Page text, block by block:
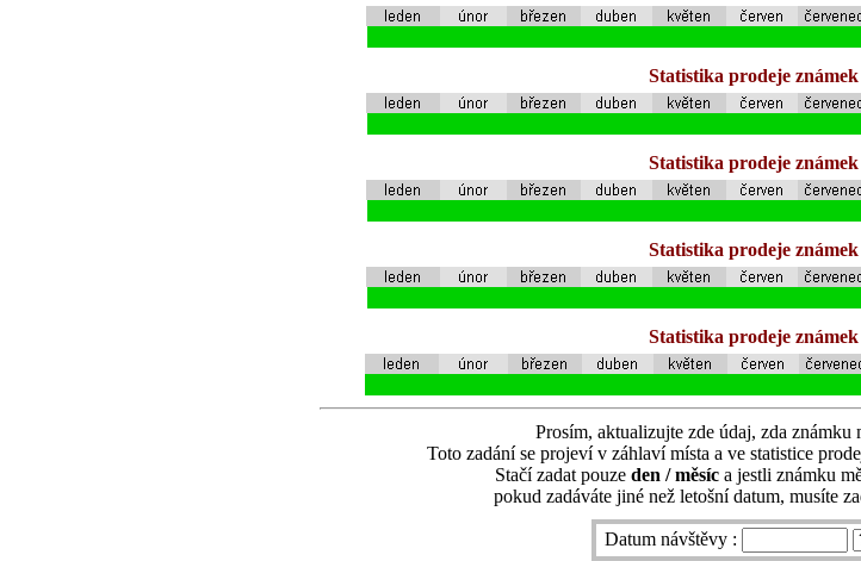
Statistika prodeje známek
Statistika prodeje známek
Statistika prodeje známek
Statistika prodeje známek
Prosím, aktualizujte zde údaj, zda známku
Toto zadání se projeví v záhlaví místa a ve statistice
Stačí zadat pouze den / měsíc a jestli známku
pokud zadáváte jiné než letošní datum, musíte
Datum návštěvy :